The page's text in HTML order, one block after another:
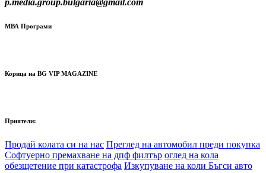
p.media.group.bulgaria@gmail.com
МВА Програми
Корица на BG VIP MAGAZINE
Приятели:
Продай колата си на нас Преглед на автомобил преди покупка
Софтуерно премахване на дпф филтър оглед на кола
обезщетение при катастрофа Изкупуване на коли Бъгси авто